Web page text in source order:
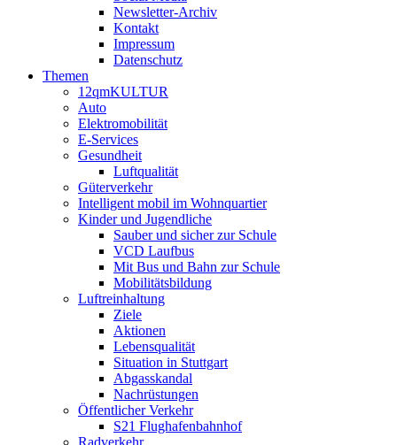
Newsletter-Archiv
Kontakt
Impressum
Datenschutz
Themen
12qmKULTUR
Auto
Elektromobilität
E-Services
Gesundheit
Luftqualität
Güterverkehr
Intelligent mobil im Wohnquartier
Kinder und Jugendliche
Sauber und sicher zur Schule
VCD Laufbus
Mit Bus und Bahn zur Schule
Mobilitätsbildung
Luftreinhaltung
Ziele
Aktionen
Lebensqualität
Situation in Stuttgart
Abgasskandal
Nachrüstungen
Öffentlicher Verkehr
S21 Flughafenbahnhof
Radverkehr